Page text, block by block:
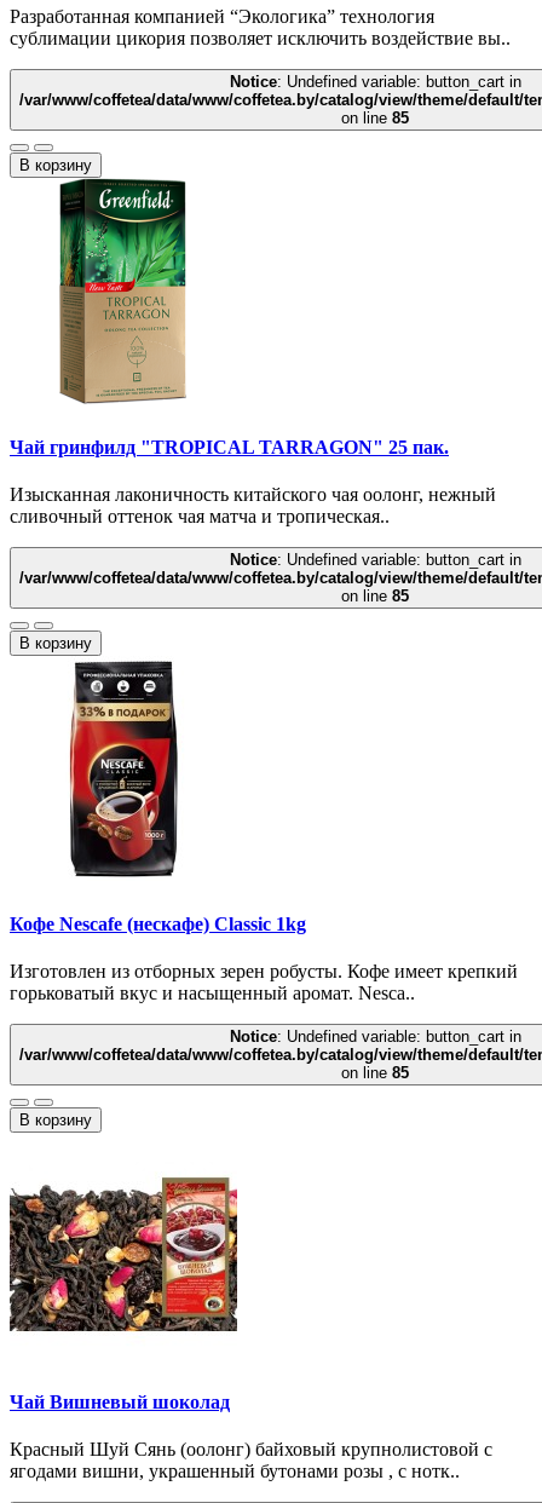
Разработанная компанией “Экологика” технология
сублимации цикория позволяет исключить воздействие вы..
Notice: Undefined variable: button_cart in
/var/www/coffetea/data/www/coffetea.by/catalog/view/theme/default/
on line 85
В корзину
Чай гринфилд "TROPICAL TARRAGON" 25 пак.
Изысканная лаконичность китайского чая оолонг, нежный
сливочный оттенок чая матча и тропическая..
Notice: Undefined variable: button_cart in
/var/www/coffetea/data/www/coffetea.by/catalog/view/theme/default/
on line 85
В корзину
Кофе Nescafe (нескафе) Classic 1kg
Изготовлен из отборных зерен робусты. Кофе имеет крепкий
горьковатый вкус и насыщенный аромат. Nesca..
Notice: Undefined variable: button_cart in
/var/www/coffetea/data/www/coffetea.by/catalog/view/theme/default/
on line 85
В корзину
Чай Вишневый шоколад
Красный Шуй Сянь (оолонг) байховый крупнолистовой с
ягодами вишни, украшенный бутонами розы , с нотк..